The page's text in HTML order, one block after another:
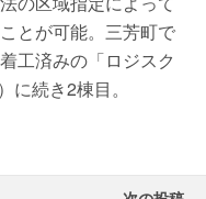
とが可能。三芳町で
工済みの「ロジスク
続き2棟目。